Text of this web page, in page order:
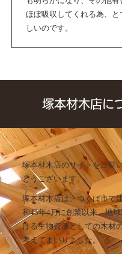
ほぼ吸収してくれる為、と
しいのです。
塚本材木店に
塚本材木店のサイトをご覧
とうございます。
塚本材木店は、つくば市で
和45年4月に創業以来、地
ける生物資源としての木材
考えてまいりました。